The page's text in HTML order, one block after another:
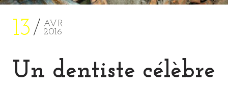
13
AVR
2016
Un dentiste célèbre